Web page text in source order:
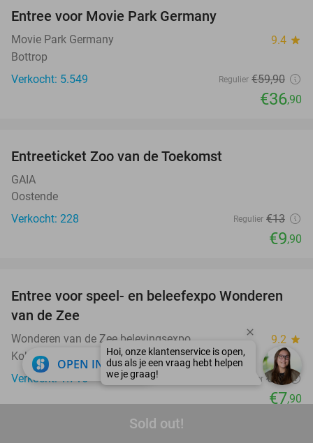
Sold out!
Entree voor Movie Park Germany
Movie Park Germany 9.4 star
Bottrop
Verkocht: 5.549
Regulier €59,90
€36,90
Entreeticket Zoo van de Toekomst
GAIA
Oostende
Verkocht: 228
Regulier €13
€9,90
21%
Entree voor speel- en beleefexpo Wonderen
van de Zee
Wonderen van de Zee belevingsexpo 9.2 star
Koksijde
Verkocht: 1.716
Regulier €10
€7,90
OPEN IN APP close